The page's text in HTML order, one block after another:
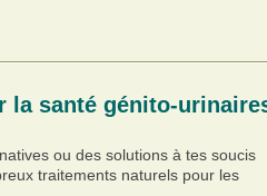
la santé génito-
ou des solutions à tes soucis
traitements naturels pour les